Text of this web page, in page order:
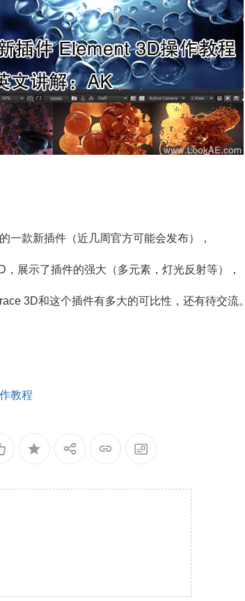
一款新插件（近几周官方可能会发布），
展示了插件的强大（多元素，灯光反射等），
3D和这个插件有多大的可比性，还有待交流。
教程